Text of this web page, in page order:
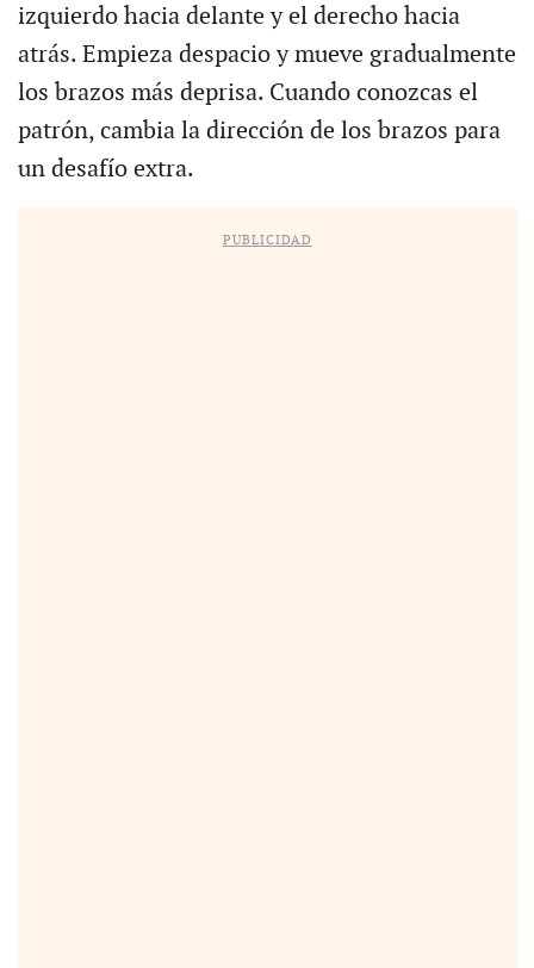
izquierdo hacia delante y el derecho hacia
atrás. Empieza despacio y mueve gradualmente
los brazos más deprisa. Cuando conozcas el
patrón, cambia la dirección de los brazos para
un desafío extra.
PUBLICIDAD